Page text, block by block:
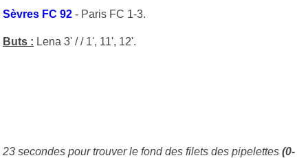
Sèvres FC 92 - Paris FC 1-3.
Buts : Lena 3' / / 1', 11', 12'.
23 secondes pour trouver le fond des filets des pipelettes (0-